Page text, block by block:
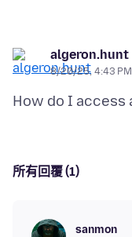
algeron.hunt
8/20/25, 4:43 PM
所有回覆 (1)
sanmon